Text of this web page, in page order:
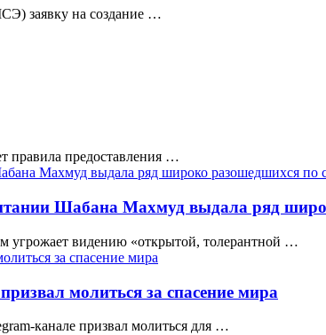
заявку на создание …
правила предоставления …
Шабана Махмуд выдала ряд
угрожает видению «открытой, толерантной …
молиться за спасение мира
канале призвал молиться для …